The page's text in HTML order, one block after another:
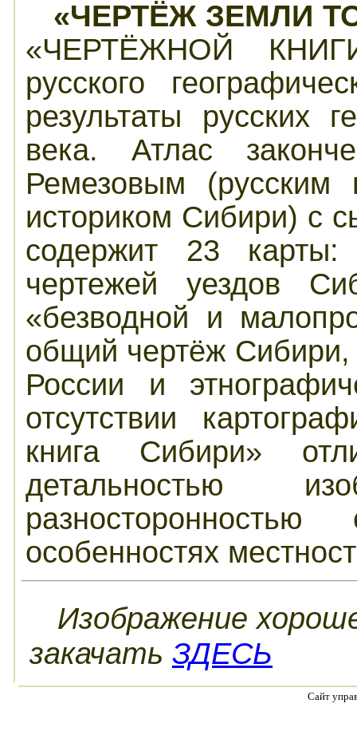
«ЧЕРТЁЖ ЗЕМЛИ
«ЧЕРТЁЖНОЙ
русского
результаты русских
века. Атлас
Ремезовым (русским
историком Сибири) с
содержит 23
чертежей уездов
«безводной и
общий чертёж Сибири,
России и
отсутствии
книга Сибири»
детальностью
особенностях
Изображение
закачать ЗДЕСЬ
Сайт